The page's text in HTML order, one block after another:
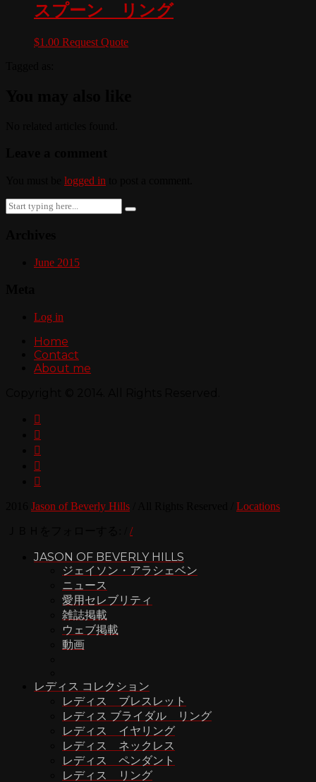
スプーン リング
$1.00 Request Quote
logged in
Search
for:
June 2015
Log in
Home
Contact
About me





Jason of Beverly Hills Locations
/
JASON OF BEVERLY HILLS
ジェイソン・アラシェベン
ニュース
愛用セレブリティ
雑誌掲載
ウェブ掲載
動画
レディス コレクション
レディス ブレスレット
レディス ブライダル リング
レディス イヤリング
レディス ネックレス
レディス ペンダント
レディス リング